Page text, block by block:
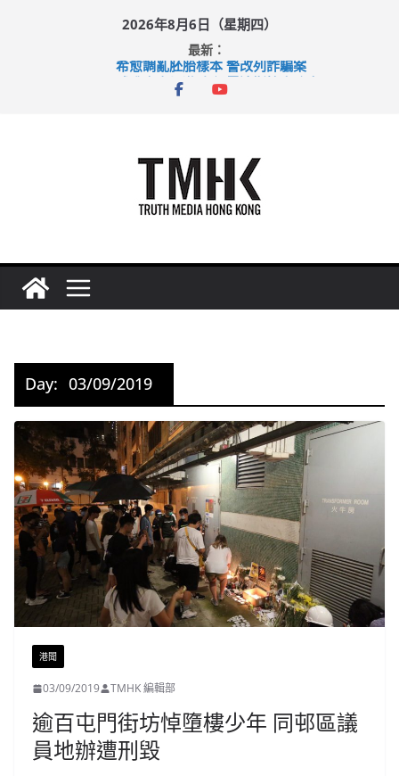
2026年8月6日（星期四）
最新：
希愈調亂胚胎樣本 警改列詐騙案
足球盛會次場激戰 祖雲達斯挫車路士
Day: 03/09/2019
港聞
03/09/2019 TMHK 編輯部
逾百屯門街坊悼墮樓少年 同邨區議
員地辦遭刑毀